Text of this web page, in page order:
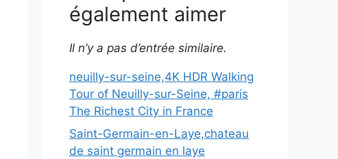
également aimer
Il n’y a pas d’entrée similaire.
neuilly-sur-seine,4K HDR Walking
Tour of Neuilly-sur-Seine, #paris
The Richest City in France
Saint-Germain-en-Laye,chateau
de saint germain en laye